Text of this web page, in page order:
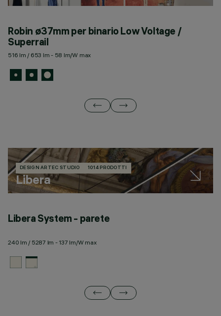
Robin ø37mm per binario Low Voltage /
Superrail
516 lm / 653 lm - 58 lm/W max
DESIGN ARTEC STUDIO 1014 PRODOTTI
Libera
Libera System - parete
240 lm / 5287 lm - 137 lm/W max